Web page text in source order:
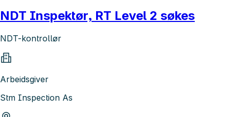
NDT Inspektør, RT Level 2 søkes
NDT-kontrollør
Arbeidsgiver
Stm Inspection As